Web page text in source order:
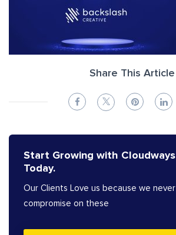
Share This Article
Start Growing with Cloudways
Today.
Our Clients Love us because we never
compromise on these